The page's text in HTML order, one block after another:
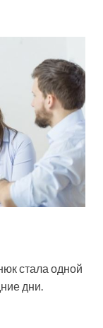
стала одной
дни.